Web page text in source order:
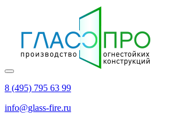
8 (495) 795 63 99
info@glass-fire.ru